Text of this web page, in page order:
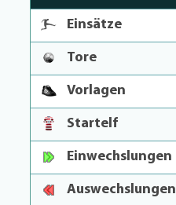
Einsätze
Tore
Vorlagen
Startelf
Einwechslungen
Auswechslungen